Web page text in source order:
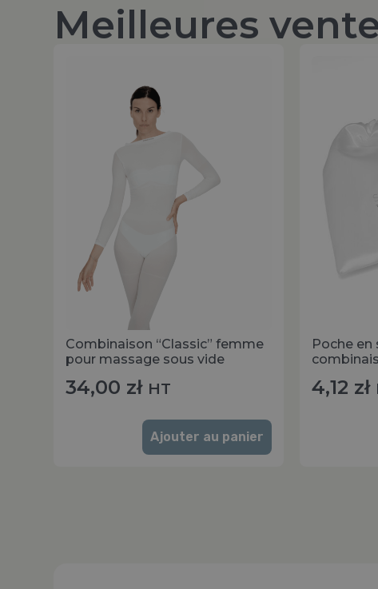
Meilleures
Combinaison “Classic” femme
pour massage sous vide
34,00 zł HT
Ajouter au panier
Poche
4,12 zł